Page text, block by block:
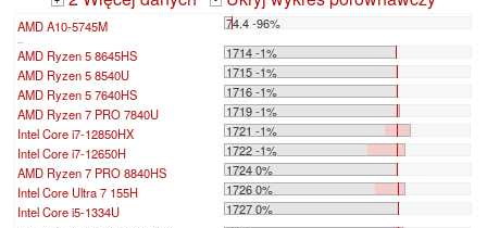
AMD A10-5745M 74.4 -96%
AMD Ryzen 5 8645HS
1714 -1%
AMD Ryzen 5 8540U
1715 -1%
AMD Ryzen 5 7640HS
1716 -1%
AMD Ryzen 7 PRO 7840U
1719 -1%
Intel Core i7-12850HX
1721 -1%
Intel Core i7-12650H
1722 -1%
AMD Ryzen 7 PRO 8840HS
1724 0%
Intel Core Ultra 7 155H
1726 0%
Intel Core i5-1334U
1727 0%